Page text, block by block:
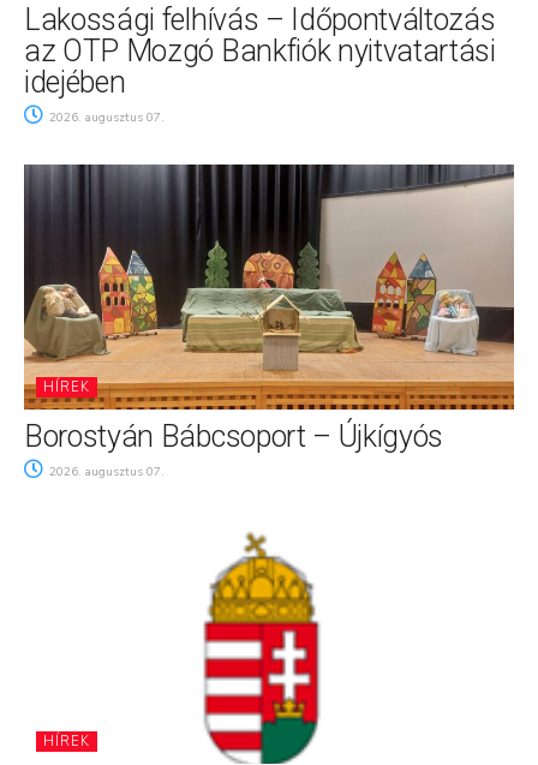
Lakossági felhívás – Időpontváltozás
az OTP Mozgó Bankfiók nyitvatartási
idejében
2026. augusztus 07.
HÍREK
Borostyán Bábcsoport – Újkígyós
2026. augusztus 07.
HÍREK